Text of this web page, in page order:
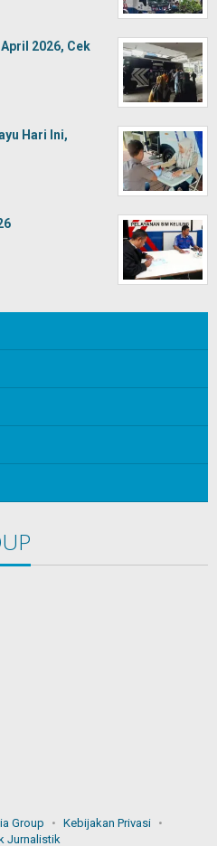
2026, Cek
Hari Ini,
Group
Kebijakan Privasi
Jurnalistik